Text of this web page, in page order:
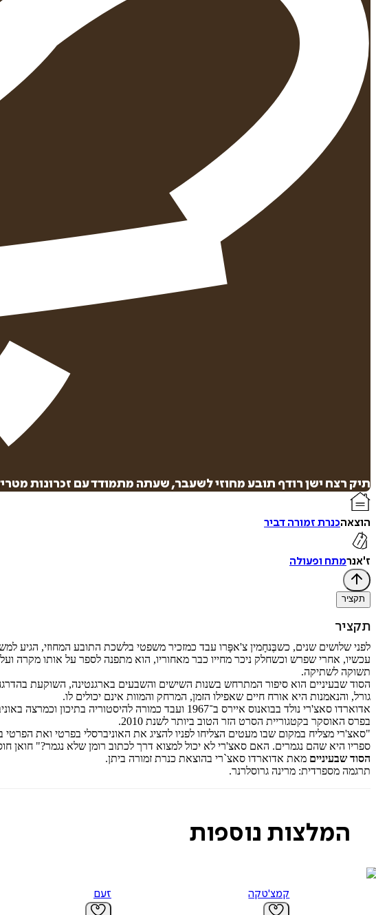
תיק רצח ישן רודף תובע מחוזי לשעבר, שעתה מתמודד עם זכרונות
הוצאהכנרת זמורה דביר
ז'אנרמתח ופעולה
תקציר
תקציר
לפני שלושים שנים, כשבֶּנחָמין צ'אפָּרו עבד כמזכיר משפטי בלשכת התובע המחוזי, הגיע
עכשיו, אחרי שפרש וכשחלק ניכר מחייו כבר מאחוריו, הוא מתפנה לספר על אותו מקרה
תשוקה לשתיקה.
הסוד שבעיניים הוא סיפור המתרחש בשנות השישים והשבעים בארגנטינה, השוקעת
גורל, והנאמנות היא אורח חיים שאפילו הזמן, המרחק והמוות אינם יכולים לו.
אדוארדו סאצ'רי נולד בבואנוס איירס ב־1967 ועבד
בפרס האוסקר בקטגוריית הסרט הזר הטוב ביותר לשנת 2010.
"סאצ'רי מצליח במקום שבו מעטים הצליחו לפניו להציג את האוניברסלי בפרטי ואת הפרטי
ספריו היא שהם נגמרים. האם סאצ'רי לא יכול למצוא דרך לכתוב רומן שלא נגמר?" חואן
הסוד שבעיניים מאת אדוארדו סאצ`רי בהוצאת כנרת זמורה ביתן.
תרגמה מספרדית: מרינה גרוסלרנר.
המלצות נוספות
קמצ'טקה זעם